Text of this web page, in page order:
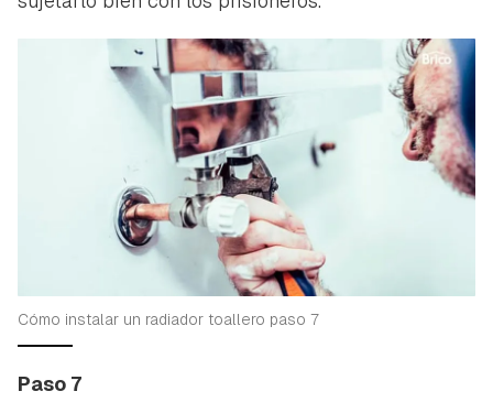
Cómo instalar un radiador toallero paso 7
Paso 7